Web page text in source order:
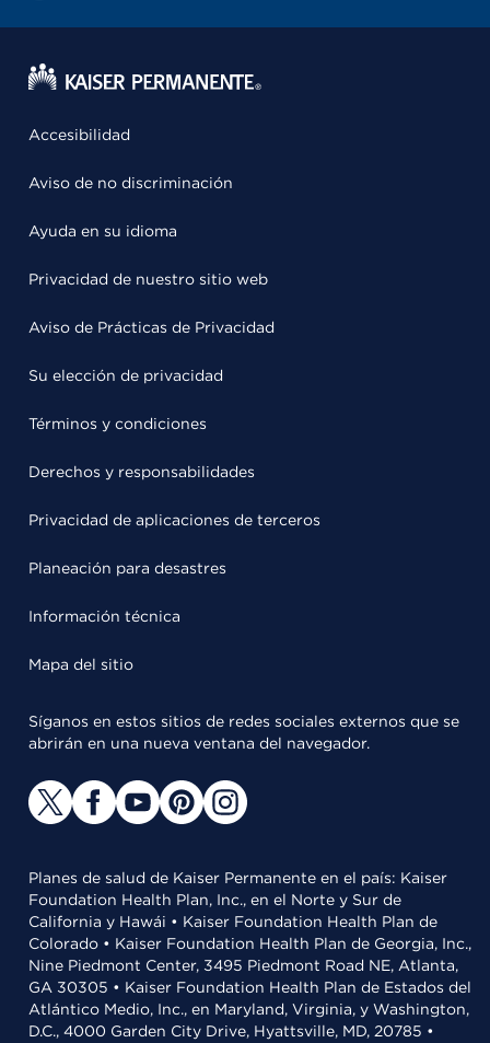
Accesibilidad
Aviso de no discriminación
Ayuda en su idioma
Privacidad de nuestro sitio web
Aviso de Prácticas de Privacidad
Su elección de privacidad
Términos y condiciones
Derechos y responsabilidades
Privacidad de aplicaciones de terceros
Planeación para desastres
Información técnica
Mapa del sitio
Síganos en estos sitios de redes sociales externos que se
abrirán en una nueva ventana del navegador.
Planes de salud de Kaiser Permanente en el país: Kaiser
Foundation Health Plan, Inc., en el Norte y Sur de
California y Hawái • Kaiser Foundation Health Plan de
Colorado • Kaiser Foundation Health Plan de Georgia, Inc.,
Nine Piedmont Center, 3495 Piedmont Road NE, Atlanta,
GA 30305 • Kaiser Foundation Health Plan de Estados del
Atlántico Medio, Inc., en Maryland, Virginia, y Washington,
D.C., 4000 Garden City Drive, Hyattsville, MD, 20785 •